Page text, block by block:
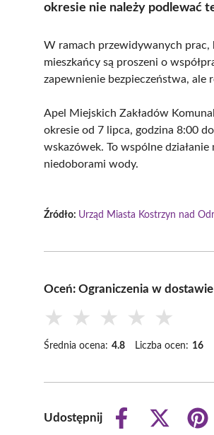
okresie nie należy podlewać
W ramach przewidywanych prac,
mieszkańcy są proszeni o
zapewnienie bezpieczeństwa,
Apel Miejskich Zakładów
okresie od 7 lipca, godzina 8:00
wskazówek. To wspólne
niedoborami wody.
Źródło: Urząd Miasta Kostrzyn nad
Oceń: Ograniczenia w
★ ★ ★ ★ ★
Średnia ocena: 4.8 Liczba ocen: 16
Udostępnij
Share
Share